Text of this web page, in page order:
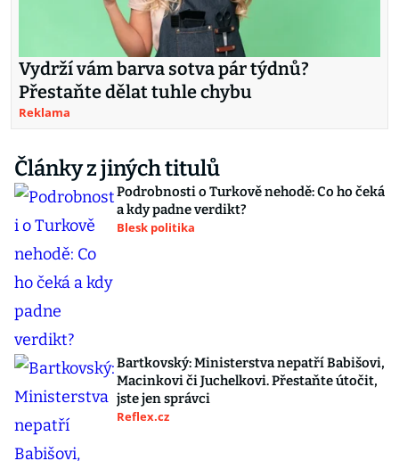
Vydrží vám barva sotva pár týdnů?
Přestaňte dělat tuhle chybu
Reklama
Články z jiných titulů
Podrobnosti o Turkově nehodě: Co ho čeká
a kdy padne verdikt?
Blesk politika
Bartkovský: Ministerstva nepatří Babišovi,
Macinkovi či Juchelkovi. Přestaňte útočit,
jste jen správci
Reflex.cz